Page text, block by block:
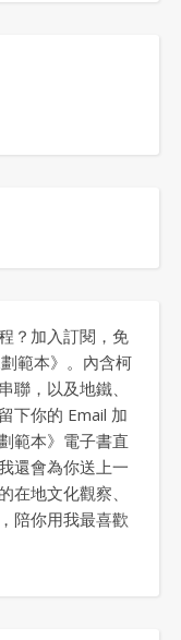
？加入訂閱，免
範本》。內含柯
聯，以及地鐵、
下你的 Email 加
範本》電子書直
還會為你送上一
在地文化觀察、
陪你用我最喜歡